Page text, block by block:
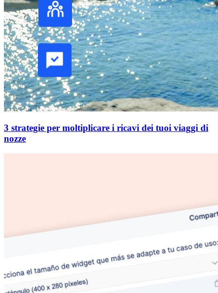
3 strategie per moltiplicare i ricavi dei tuoi viaggi di
nozze